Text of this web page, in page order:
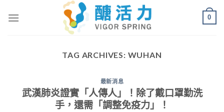
0
TAG ARCHIVES: WUHAN
最新消息
武漢肺炎證實「人傳人」！除了戴口罩勤洗
手，還需「調整免疫力」！